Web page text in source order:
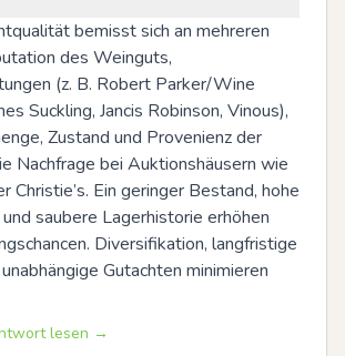
bemisst sich an mehreren
des Weinguts,
(z. B. Robert Parker/Wine
Suckling, Jancis Robinson, Vinous),
Zustand und Provenienz der
Nachfrage bei Auktionshäusern wie
Christie’s. Ein geringer Bestand, hohe
saubere Lagerhistorie erhöhen
Diversifikation, langfristige
Gutachten minimieren
lesen →